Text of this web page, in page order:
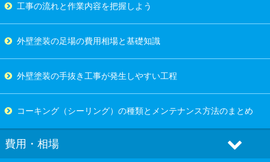
工事の流れと作業内容を把握しよう
外壁塗装の足場の費用相場と基礎知識
外壁塗装の手抜き工事が発生しやすい工程
コーキング（シーリング）の種類とメンテナンス方法のまとめ
費用・相場